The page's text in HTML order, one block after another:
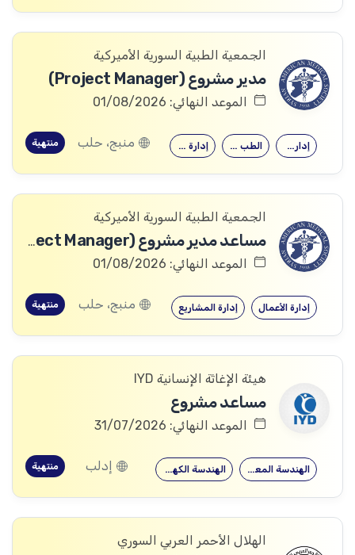
الجمعية الطبية السورية الأميركية
مدير مشروع (Project Manager)
الموعد النهائي: 01/08/2026
إدارة المشاريع الطب البشري… إدارة الأعمال منبج، حلب منتهية
الجمعية الطبية السورية الأميركية
مساعد مدير مشروع (Assistant Project Manager)
الموعد النهائي: 01/08/2026
إدارة المشاريع إدارة الأعمال منبج، حلب منتهية
هيئة الإغاثة الإنسانية IYD
مساعد مشروع
الموعد النهائي: 31/07/2026
الهندسة الكهربائية الهندسة المعمارية إدلب منتهية
الهلال الأحمر العربي السوري